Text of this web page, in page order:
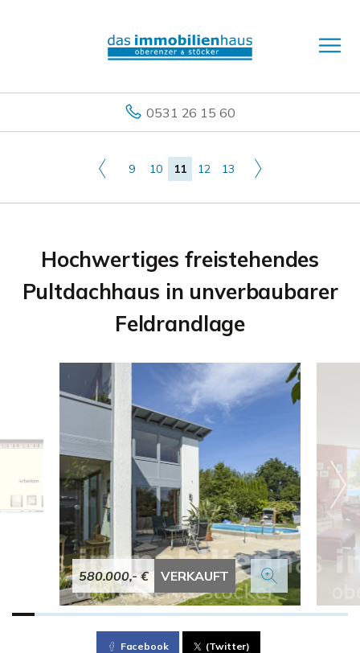
0531 26 15 60
9 10 11 12 13
Hochwertiges freistehendes
Pultdachhaus in unverbaubarer
Feldrandlage
580.000,- € VERKAUFT
Facebook (Twitter)